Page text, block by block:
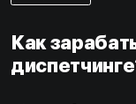
Для кого
Программа курса
Авторы
О профессии
Для кого
О нас
Как